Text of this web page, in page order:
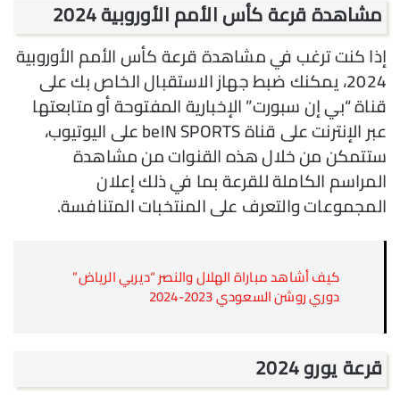
مشاهدة قرعة كأس الأمم الأوروبية 2024
إذا كنت ترغب في مشاهدة قرعة كأس الأمم الأوروبية
2024، يمكنك ضبط جهاز الاستقبال الخاص بك على
قناة “بي إن سبورت” الإخبارية المفتوحة أو متابعتها
عبر الإنترنت على قناة beIN SPORTS على اليوتيوب،
ستتمكن من خلال هذه القنوات من مشاهدة
المراسم الكاملة للقرعة بما في ذلك إعلان
المجموعات والتعرف على المنتخبات المتنافسة.
كيف أشاهد مباراة الهلال والنصر “ديربي الرياض”
دوري روشن السعودي 2023-2024
قرعة يورو 2024